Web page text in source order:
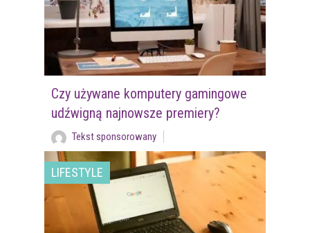
Czy używane komputery gamingowe
udźwigną najnowsze premiery?
Tekst sponsorowany
LIFESTYLE